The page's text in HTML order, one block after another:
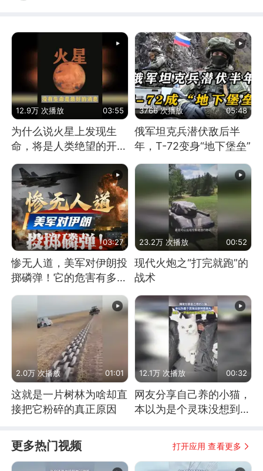
12.9万 次播放 03:55
为什么说火星上发现生
命，将是人类绝望的开
始？
3766 次播放 05:48
俄军坦克兵潜伏敌后半
年，T-72变身“地下堡垒”
03:27
惨无人道，美军对伊朗投
掷磷弹！它的危害有多
23.2万 次播放 00:52
现代火炮之“打完就跑”的
战术
2.0万 次播放 01:01
这就是一片树林为啥却直
接把它粉碎的真正原因
12.1万 次播放 00:32
网友分享自己养的小猫，
本以为是个灵珠没想到是
更多热门视频 打开应用 查看更多